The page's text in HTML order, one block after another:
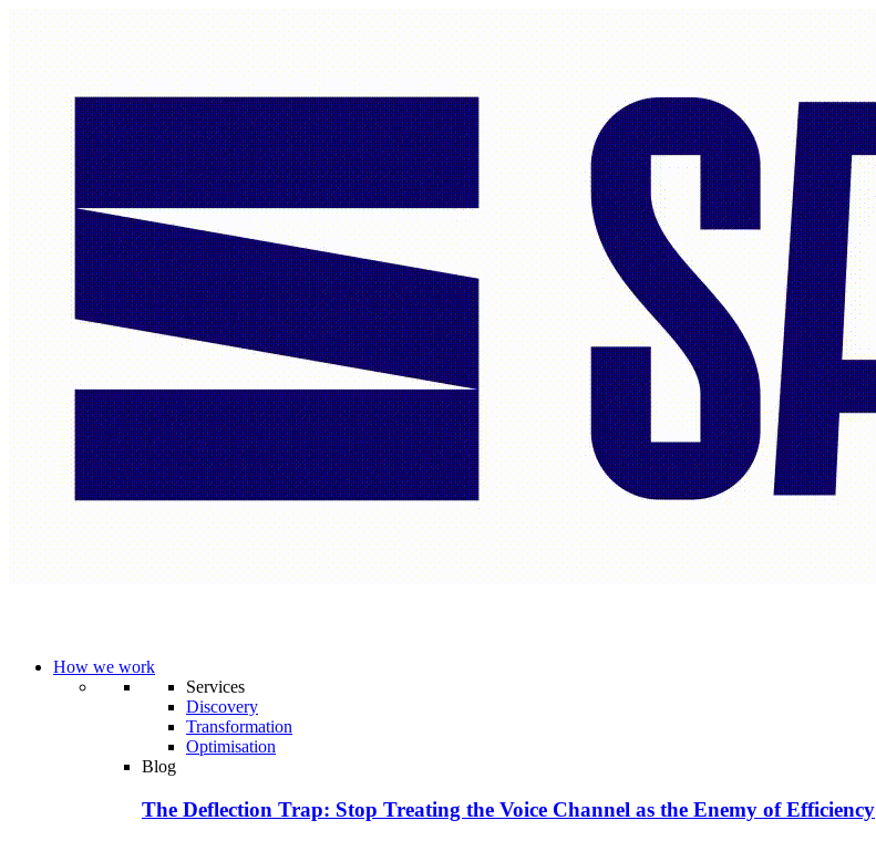
How we work
Services
Discovery
Transformation
Optimisation
Blog
The Deflection Trap: Stop Treating the Voice Channel as the Enemy of Efficiency